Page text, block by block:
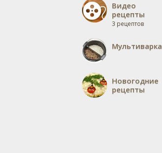
Видео
рецепты
3 рецептов
Мультиварка
Новогодние
рецепты